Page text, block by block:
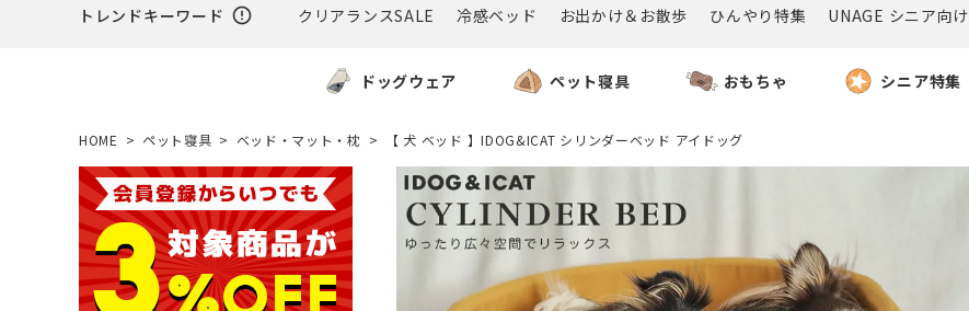
トレンドキーワード error_outline クリアランスSALE 冷感ベッド お出かけ＆お散歩 ひんやり特集 UNAGE シニア向け
ドッグウェア ペット寝具 おもちゃ シニア特集
HOME ペット寝具 ベッド・マット・枕 【 犬 ベッド 】IDOG&ICAT シリンダーベッド アイドッグ